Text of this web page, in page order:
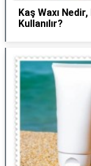
Kaş Waxı
Kullanılır?